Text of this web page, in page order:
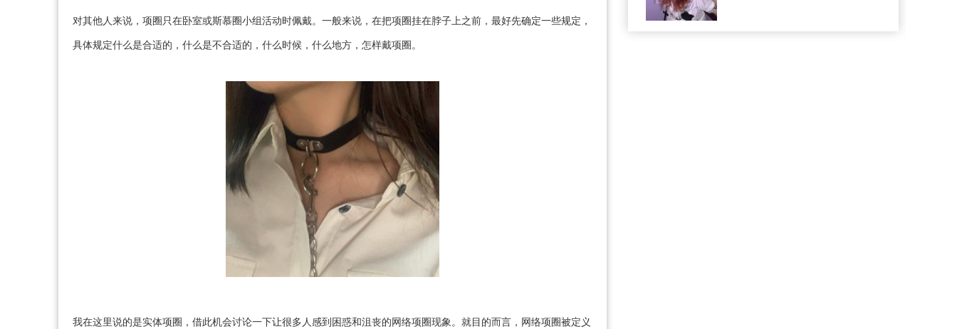
对其他人来说，项圈只在卧室或斯慕圈小组活动时佩戴。一般来说，在把项圈挂在脖子上之前，最好先确定一些规定，
具体规定什么是合适的，什么是不合适的，什么时候，什么地方，怎样戴项圈。
我在这里说的是实体项圈，借此机会讨论一下让很多人感到困惑和沮丧的网络项圈现象。就目的而言，网络项圈被定义